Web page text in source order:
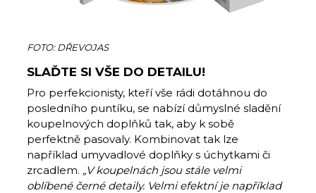
FOTO: DŘEVOJAS
SLAĎTE SI VŠE DO DETAILU!
Pro perfekcionisty, kteří vše rádi dotáhnou do
posledního puntíku, se nabízí důmyslné sladění
koupelnových doplňků tak, aby k sobě
perfektně pasovaly. Kombinovat tak lze
například umyvadlové doplňky s úchytkami či
zrcadlem. „V koupelnách jsou stále velmi
oblíbené černé detaily. Velmi efektní je například